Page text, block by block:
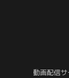
動画配信サ